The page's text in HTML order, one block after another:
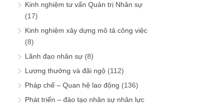
Kinh nghiệm tư vấn Quản trị Nhân sự
(17)
Kinh nghiệm xây dựng mô tả công việc
(8)
Lãnh đạo nhân sự (8)
Lương thưởng và đãi ngộ (112)
Pháp chế – Quan hệ lao động (136)
Phát triển – đào tạo nhân sự nhân lực